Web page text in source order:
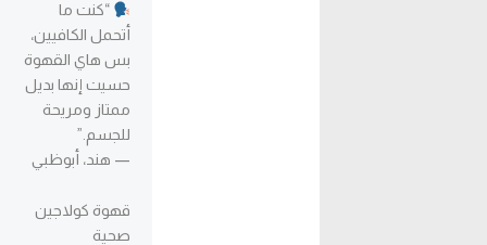
“كنت ما
أتحمل الكافيين،
بس هاي القهوة
حسيت إنها بديل
ممتاز ومريحة
للجسم.”
— هند، أبوظبي
قهوة كولاجين
صحية